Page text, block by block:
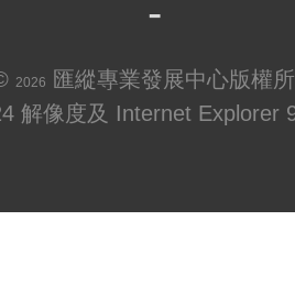
2026
匯縱專業發展中心版權
解像度及 Internet Explorer